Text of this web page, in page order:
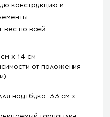
конструкцию и
вес по всей
х 14 см
от положения
ноутбука: 33 см х